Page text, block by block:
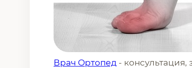
Врач Ортопед - консультация,